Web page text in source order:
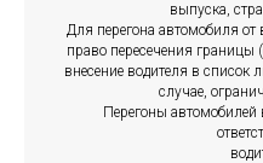
выпуска,
Для перегона автомобиля от
право пересечения
внесение водителя в
случае,
Перегоны